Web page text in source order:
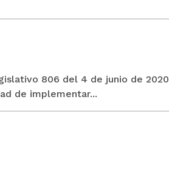
806 del 4 de junio de 2020
de implementar...